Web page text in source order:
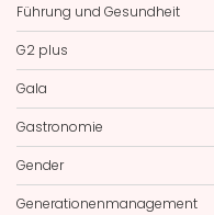
Führung und Gesundheit
G2 plus
Gala
Gastronomie
Gender
Generationenmanagement